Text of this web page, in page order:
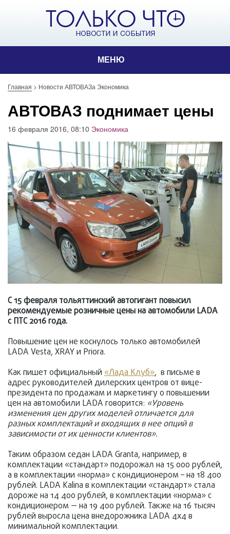
МЕНЮ
Главная > Новости АВТОВАЗа Экономика
АВТОВАЗ поднимает цены
16 февраля 2016, 08:10 Экономика
С 15 февраля тольяттинский автогигант повысил
рекомендуемые розничные цены на автомобили LADA
с ПТС 2016 года.
Повышение цен не коснулось только автомобилей
LADA Vesta, XRAY и Priora.
Как пишет официальный «Лада Клуб», в письме в
адрес руководителей дилерских центров от вице-
президента по продажам и маркетингу о повышении
цен на автомобили LADA говорится: «Уровень
изменения цен других моделей отличается для
разных комплектаций и входящих в нее опций в
зависимости от их ценности клиентов».
Таким образом седан LADA Granta, например, в
комплектации «стандарт» подорожал на 15 000 рублей,
а в комплектации «норма» с кондиционером – на 18 400
рублей. LADA Kalina в комплектации «стандарт» стала
дороже на 14 400 рублей, в комплектации «норма» с
кондиционером — на 19 400 рублей. Также на 16 тысяч
рублей выросла цена внедорожника LADA 4х4 в
минимальной комплектации.